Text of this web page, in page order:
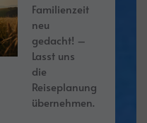
Familienzeit
neu
gedacht! –
Lasst uns
die
Reiseplanung
übernehmen.